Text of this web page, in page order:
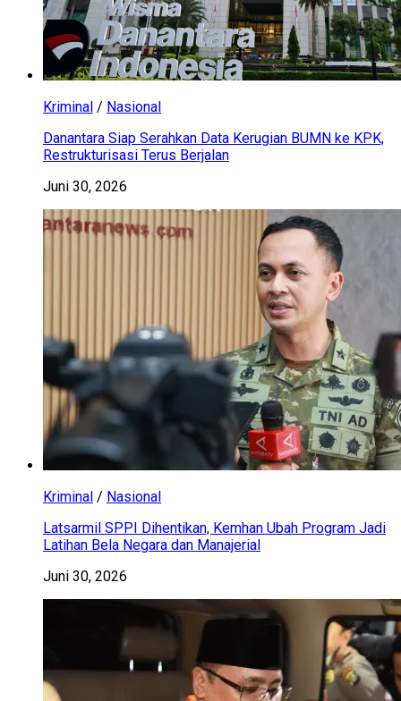
Kriminal / Nasional
Danantara Siap Serahkan Data Kerugian BUMN ke KPK,
Restrukturisasi Terus Berjalan
Juni 30, 2026
Kriminal / Nasional
Latsarmil SPPI Dihentikan, Kemhan Ubah Program Jadi
Latihan Bela Negara dan Manajerial
Juni 30, 2026